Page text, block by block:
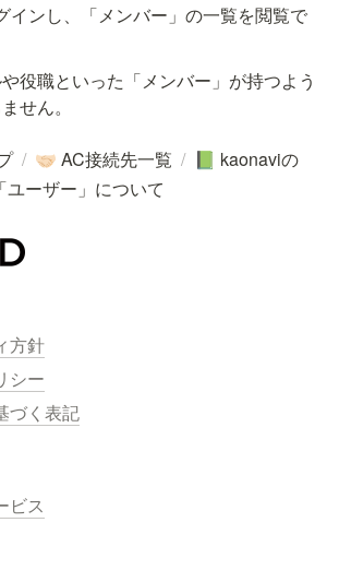
インし、「メンバー」の一覧を閲覧で
役職といった「メンバー」が持つよう
せん。
/ 🤝🏻 AC接続先一覧 / 📗 kaonaviの
ユーザー」について
方針
シー
づく表記
ビス